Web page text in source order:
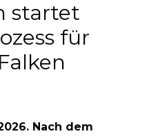
startet
für
Nach dem